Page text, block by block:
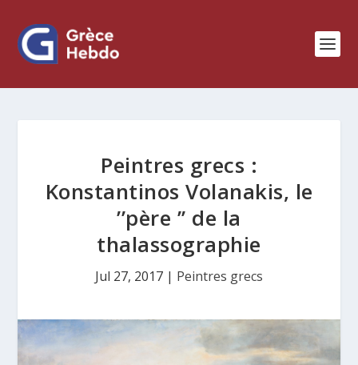
Peintres grecs :
Konstantinos Volanakis, le
’’père ’’ de la
thalassographie
Jul 27, 2017 | Peintres grecs